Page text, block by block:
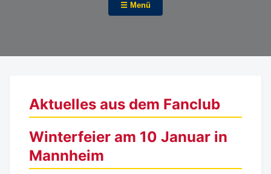
☰ Menü
Aktuelles aus dem Fanclub
Winterfeier am 10 Januar in
Mannheim